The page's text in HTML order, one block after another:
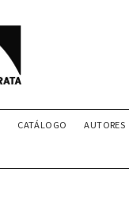
CATÁLOGO AUTORES